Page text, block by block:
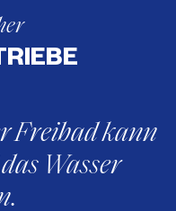
Freibad kann
Wasser